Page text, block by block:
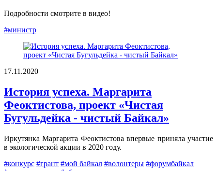
Подробности смотрите в видео!
#министр
17.11.2020
История успеха. Маргарита
Феоктистова, проект «Чистая
Бугульдейка - чистый Байкал»
Иркутянка Маргарита Феоктистова впервые приняла участие
в экологической акции в 2020 году.
#конкурс #грант #мой байкал #волонтеры #форумбайкал